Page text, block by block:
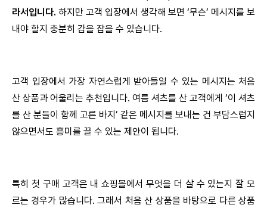
라서입니다. 하지만 고객 입장에서 생각해 보면 ‘무슨’ 메시지를 보
내야 할지 충분히 감을 잡을 수 있습니다.
고객 입장에서 가장 자연스럽게 받아들일 수 있는 메시지는 처음
산 상품과 어울리는 추천입니다. 여름 셔츠를 산 고객에게 ‘이 셔츠
를 산 분들이 함께 고른 바지’ 같은 메시지를 보내는 건 부담스럽지
않으면서도 흥미를 끌 수 있는 제안이 됩니다.
특히 첫 구매 고객은 내 쇼핑몰에서 무엇을 더 살 수 있는지 잘 모
르는 경우가 많습니다. 그래서 처음 산 상품을 바탕으로 다른 상품